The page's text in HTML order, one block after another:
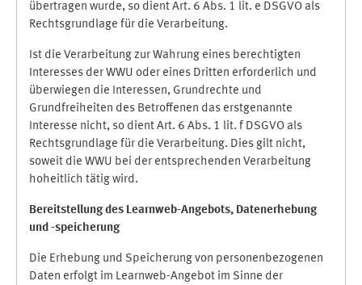
übertragen wurde, so dient Art. 6 Abs. 1 lit. e DSGVO als
Rechtsgrundlage für die Verarbeitung.
Ist die Verarbeitung zur Wahrung eines berechtigten
Interesses der WWU oder eines Dritten erforderlich und
überwiegen die Interessen, Grundrechte und
Grundfreiheiten des Betroffenen das erstgenannte
Interesse nicht, so dient Art. 6 Abs. 1 lit. f DSGVO als
Rechtsgrundlage für die Verarbeitung. Dies gilt nicht,
soweit die WWU bei der entsprechenden Verarbeitung
hoheitlich tätig wird.
Bereitstellung des Learnweb-Angebots, Datenerhebung
und -speicherung
Die Erhebung und Speicherung von personenbezogenen
Daten erfolgt im Learnweb-Angebot im Sinne der